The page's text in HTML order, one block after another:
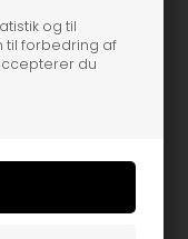
og til
til forbedring af
du
De giver tryghed og
I FØLGENDE